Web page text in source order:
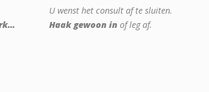
U wenst het consult af te sluiten.
Haak gewoon in of leg af.